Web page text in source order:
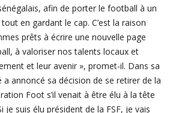
afin de porter le football à un
en gardant le cap. C’est la raison
prêts à écrire une nouvelle page
à valoriser nos talents locaux et
et leur avenir », promet-il. Dans sa
annoncé sa décision de se retirer de la
Foot s’il venait à être élu à la tête
je suis élu président de la FSF, je vais